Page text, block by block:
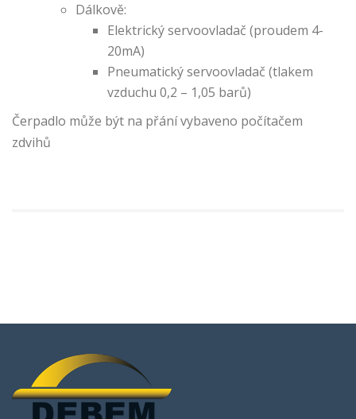
Dálkově:
Elektrický servoovladač (proudem 4-
20mA)
Pneumatický servoovladač (tlakem
vzduchu 0,2 – 1,05 barů)
Čerpadlo může být na přání vybaveno počítačem
zdvihů